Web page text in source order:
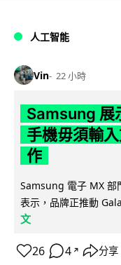
人工智能
Vin 22 小時
Samsung 展
手機毋須輸
作
Samsung 電子 MX 部
表示，品牌正推動
文
26 4 ↗ 分享